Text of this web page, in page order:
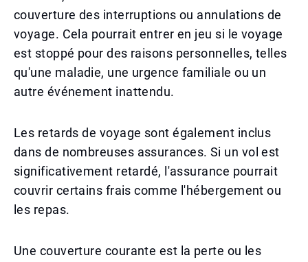
couverture des interruptions ou annulations de
voyage. Cela pourrait entrer en jeu si le voyage
est stoppé pour des raisons personnelles, telles
qu'une maladie, une urgence familiale ou un
autre événement inattendu.
Les retards de voyage sont également inclus
dans de nombreuses assurances. Si un vol est
significativement retardé, l'assurance pourrait
couvrir certains frais comme l'hébergement ou
les repas.
Une couverture courante est la perte ou les